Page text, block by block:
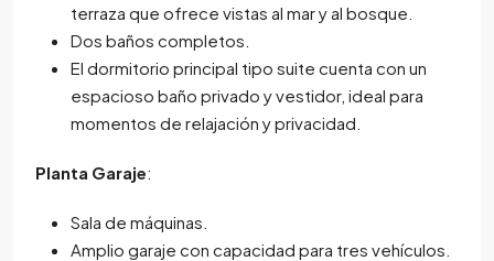
terraza que ofrece vistas al mar y al bosque.
Dos baños completos.
El dormitorio principal tipo suite cuenta con un
espacioso baño privado y vestidor, ideal para
momentos de relajación y privacidad.
Planta Garaje:
Sala de máquinas.
Amplio garaje con capacidad para tres vehículos.